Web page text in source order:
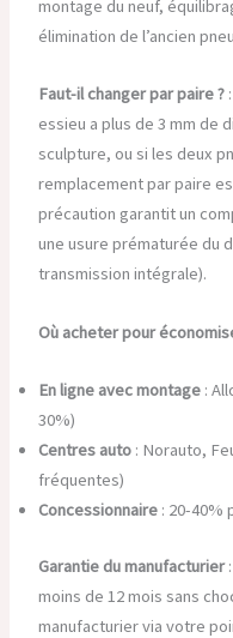
montage du neuf,
élimination de l’ancien
Faut-il changer par paire ?:
essieu a plus de 3 mm de
sculpture, ou si les deux
remplacement par paire
précaution garantit un
une usure prématurée du
transmission intégrale).
Où acheter pour
En ligne avec montage:
30%)
Centres auto: Norauto,
fréquentes)
Concessionnaire: 20-40%
Garantie du manufacturier:
moins de 12 mois sans
manufacturier via votre